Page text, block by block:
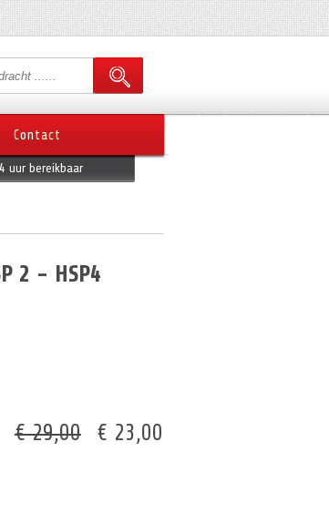
Contact
uur bereikbaar
2 - HSP4
€ 29,00 € 23,00